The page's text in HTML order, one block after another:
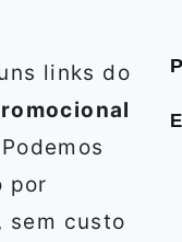
links do
por
, sem custo